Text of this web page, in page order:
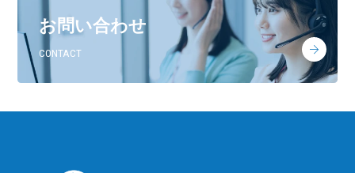
お問い合わせ
CONTACT